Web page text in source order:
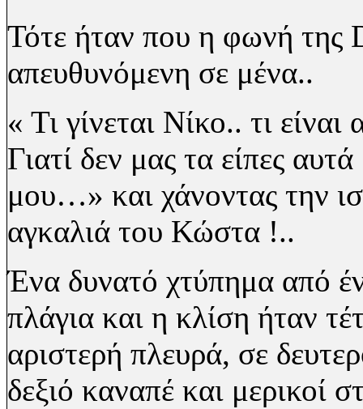
Τότε ήταν που η φωνή της
απευθυνόμενη σε μένα..
« Τι γίνεται Νίκο.. τι
Γιατί δεν μας τα είπες αυτά
μου…» και χάνοντας την
αγκαλιά του Κώστα !..
Ένα δυνατό χτύπημα από
πλάγια και η κλίση ήταν
αριστερή πλευρά, σε
δεξιό καναπέ και μερικοί